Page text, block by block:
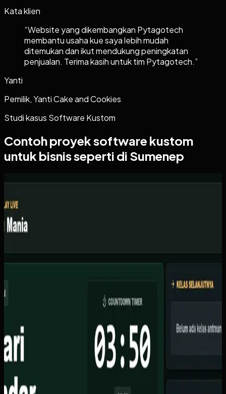
Kata klien
“Website yang dikembangkan Pytagotech
membantu usaha kue saya lebih mudah
ditemukan dan ikut mendukung peningkatan
penjualan. Terima kasih untuk tim Pytagotech.”
Yanti
Pemilik, Yanti Cake and Cookies
Studi kasus Software Kustom
Contoh proyeksoftware kustom
untuk bisnis seperti di Sumenep
Software Kustom
Kicau Mania
Kicau Mania
Organisator lomba burung berkicau kesulitan mengelola
input skor, dan tidak ada display live untuk peserta
menonton.
Kami membuat sistem berbasis web dengan fitur skoring
waktu nyata via Supabase, TV display dengan animasi
ranking live, dasbor admin untuk atur kelas dan juri, serta
countdown timer otomatis.
Baca studi kasus lengkap